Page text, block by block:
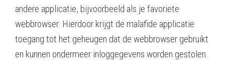
andere applicatie, bijvoorbeeld als je favoriete
webbrowser. Hierdoor krijgt de malafide applicatie
toegang tot het geheugen dat de webbrowser gebruikt
en kunnen ondermeer inloggegevens worden gestolen.